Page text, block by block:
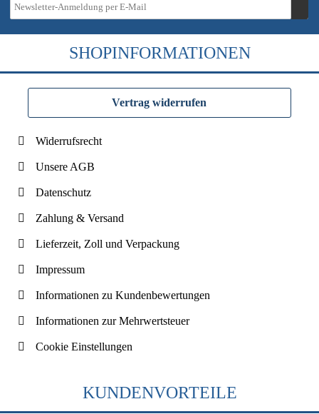
SHOPINFORMATIONEN
Vertrag widerrufen
Widerrufsrecht
Unsere AGB
Datenschutz
Zahlung & Versand
Lieferzeit, Zoll und Verpackung
Impressum
Informationen zu Kundenbewertungen
Informationen zur Mehrwertsteuer
Cookie Einstellungen
KUNDENVORTEILE